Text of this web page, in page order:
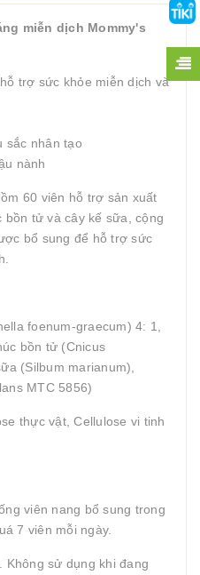
miễn dịch Mommy's
trợ sức khỏe miễn dịch và
sắc nhân tạo
nành
60 viên hỗ trợ sản xuất
tử và cây kế sữa, cộng
bổ sung để hỗ trợ sức
foenum-graecum) 4: 1,
bồn tử (Cnicus
(Silbum marianum),
MTC 5856)
thực vật, Cellulose vi tinh
viên nang bổ sung trong
7 viên mỗi ngày.
Không sử dụng khi đang